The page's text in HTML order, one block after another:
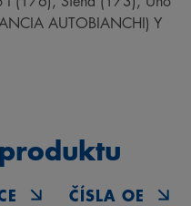
AUTOBIANCHI) Y
ČÍSLA OE